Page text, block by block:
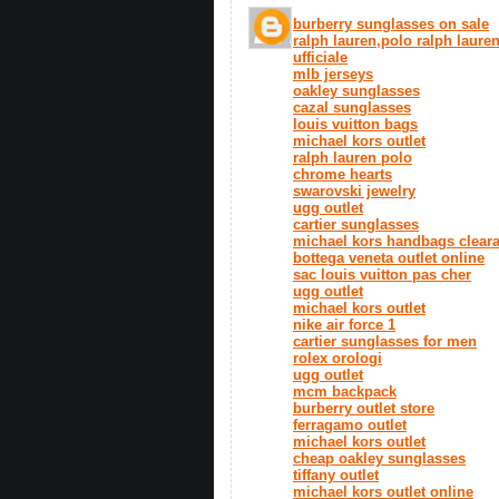
burberry sunglasses on sale
ralph lauren,polo ralph
ufficiale
mlb jerseys
oakley sunglasses
cazal sunglasses
louis vuitton bags
michael kors outlet
ralph lauren polo
chrome hearts
swarovski jewelry
ugg outlet
cartier sunglasses
michael kors handbags
bottega veneta outlet online
sac louis vuitton pas cher
ugg outlet
michael kors outlet
nike air force 1
cartier sunglasses for men
rolex orologi
ugg outlet
mcm backpack
burberry outlet store
ferragamo outlet
michael kors outlet
cheap oakley sunglasses
tiffany outlet
michael kors outlet online